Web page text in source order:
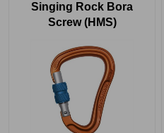
Singing Rock Bora
Screw (HMS)